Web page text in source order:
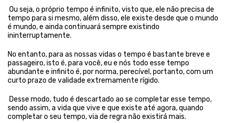
Ou seja, o próprio tempo é infinito, visto que, ele não precisa de
tempo para si mesmo, além disso, ele existe desde que o mundo
é mundo, e ainda continuará sempre existindo
ininterruptamente.
No entanto, para as nossas vidas o tempo é bastante breve e
passageiro, isto é, para você, eu e nós todo esse tempo
abundante e infinito é, por norma, perecível, portanto, com um
curto prazo de validade extremamente rígido.
Desse modo, tudo é descartado ao se completar esse tempo,
sendo assim, a vida que vive e que existe até agora, quando
completar o seu tempo, via de regra não existirá mais.